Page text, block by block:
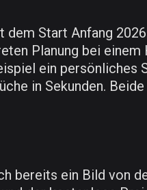
Start Anfang
Planung bei
ein persönliches
in Sekunden.
bereits ein Bild von